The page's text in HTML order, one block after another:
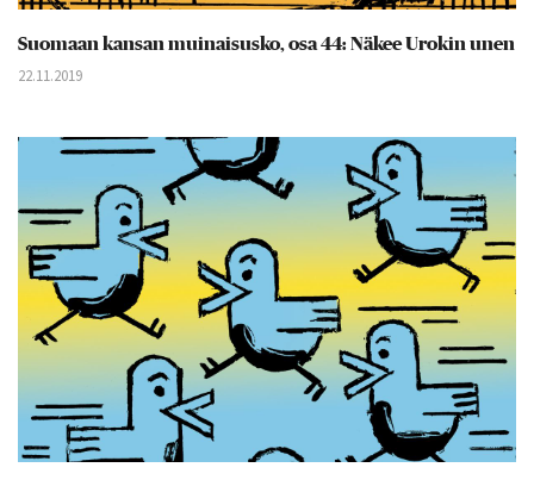
Suomaan kansan muinaisusko, osa 44: Näkee Urokin unen
22.11.2019